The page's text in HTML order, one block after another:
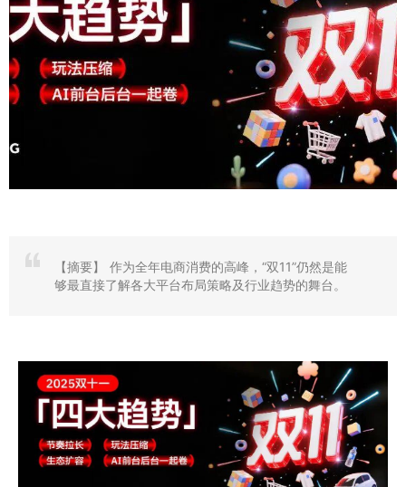
【摘要】
作为全年电商消费的高峰，“双11”仍然是能
够最直接了解各大平台布局策略及行业趋势的舞台。